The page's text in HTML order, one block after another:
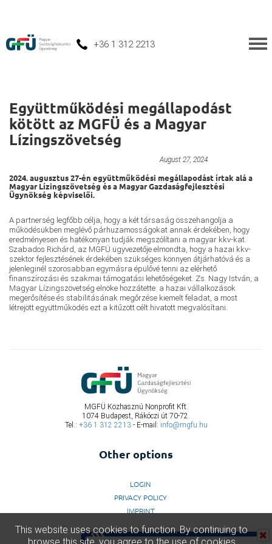
+36 1 312 2213
Együttműködési megállapodást
kötött az MGFÜ és a Magyar
Lízingszövetség
August 27, 2024
2024. augusztus 27-én együttműködési megállapodást írtak alá a
Magyar Lízingszövetség és a Magyar Gazdaságfejlesztési
Ügynökség képviselői.
A partnerség legfőbb célja, hogy a két társaság összehangolja a
működésükben meglévő párhuzamosságokat annak érdekében, hogy
eredményesen és hatékonyan tudják megszólítani a magyar kkv-kat.
Szabados Richárd, az MGFÜ ügyvezetője elmondta, hogy a hazai kkv-
szektor fejlesztésének érdekében szükséges könnyen átjárhatóvá és a
jelenleginél szorosabban egymásra épülővé tenni az elérhető
finanszírozási és szakmai támogatási lehetőségeket. Zs. Nagy István, a
Magyar Lízingszövetség elnöke hozzátette: a hazai vállalkozások
megerősítése és stabilitásának megőrzése kiemelt feladat, a most
létrejött együttműködés ezt a kitűzött célt hivatott megvalósítani.
MGFÜ Közhasznú Nonprofit Kft.
1074 Budapest, Rákóczi út 70-72.
Tel.: +36 1 312 2213- E-mail: info@mgfu.hu
Other options
LOGIN
PRIVACY POLICY
IMPRINT
This website uses cookies to function. By continuing to